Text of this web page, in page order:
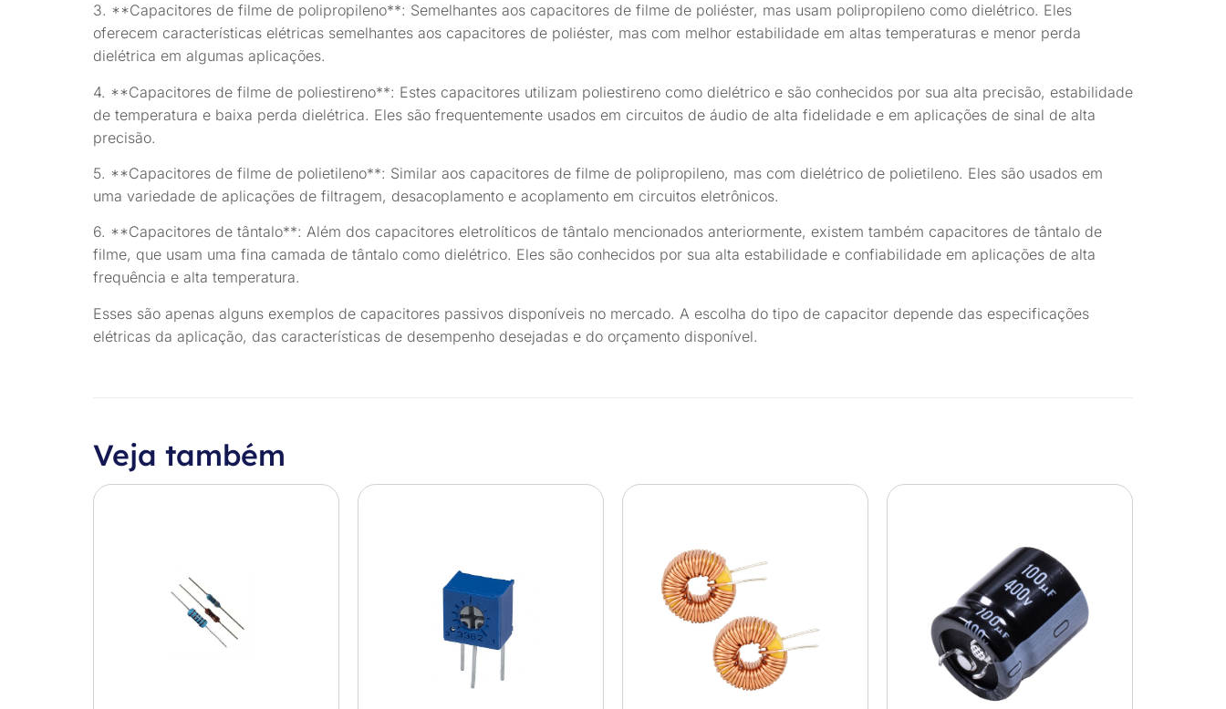
3. **Capacitores de filme de polipropileno**: Semelhantes aos capacitores de filme de poliéster, mas usam polipropileno como dielétrico. Eles
oferecem características elétricas semelhantes aos capacitores de poliéster, mas com melhor estabilidade em altas temperaturas e menor perda
dielétrica em algumas aplicações.
4. **Capacitores de filme de poliestireno**: Estes capacitores utilizam poliestireno como dielétrico e são conhecidos por sua alta precisão, estabilidade
de temperatura e baixa perda dielétrica. Eles são frequentemente usados em circuitos de áudio de alta fidelidade e em aplicações de sinal de alta
precisão.
5. **Capacitores de filme de polietileno**: Similar aos capacitores de filme de polipropileno, mas com dielétrico de polietileno. Eles são usados em
uma variedade de aplicações de filtragem, desacoplamento e acoplamento em circuitos eletrônicos.
6. **Capacitores de tântalo**: Além dos capacitores eletrolíticos de tântalo mencionados anteriormente, existem também capacitores de tântalo de
filme, que usam uma fina camada de tântalo como dielétrico. Eles são conhecidos por sua alta estabilidade e confiabilidade em aplicações de alta
frequência e alta temperatura.
Esses são apenas alguns exemplos de capacitores passivos disponíveis no mercado. A escolha do tipo de capacitor depende das especificações
elétricas da aplicação, das características de desempenho desejadas e do orçamento disponível.
Veja também